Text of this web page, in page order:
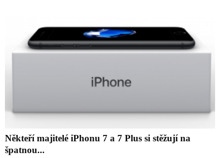
Někteří majitelé iPhonu 7 a 7 Plus si stěžují na
špatnou...